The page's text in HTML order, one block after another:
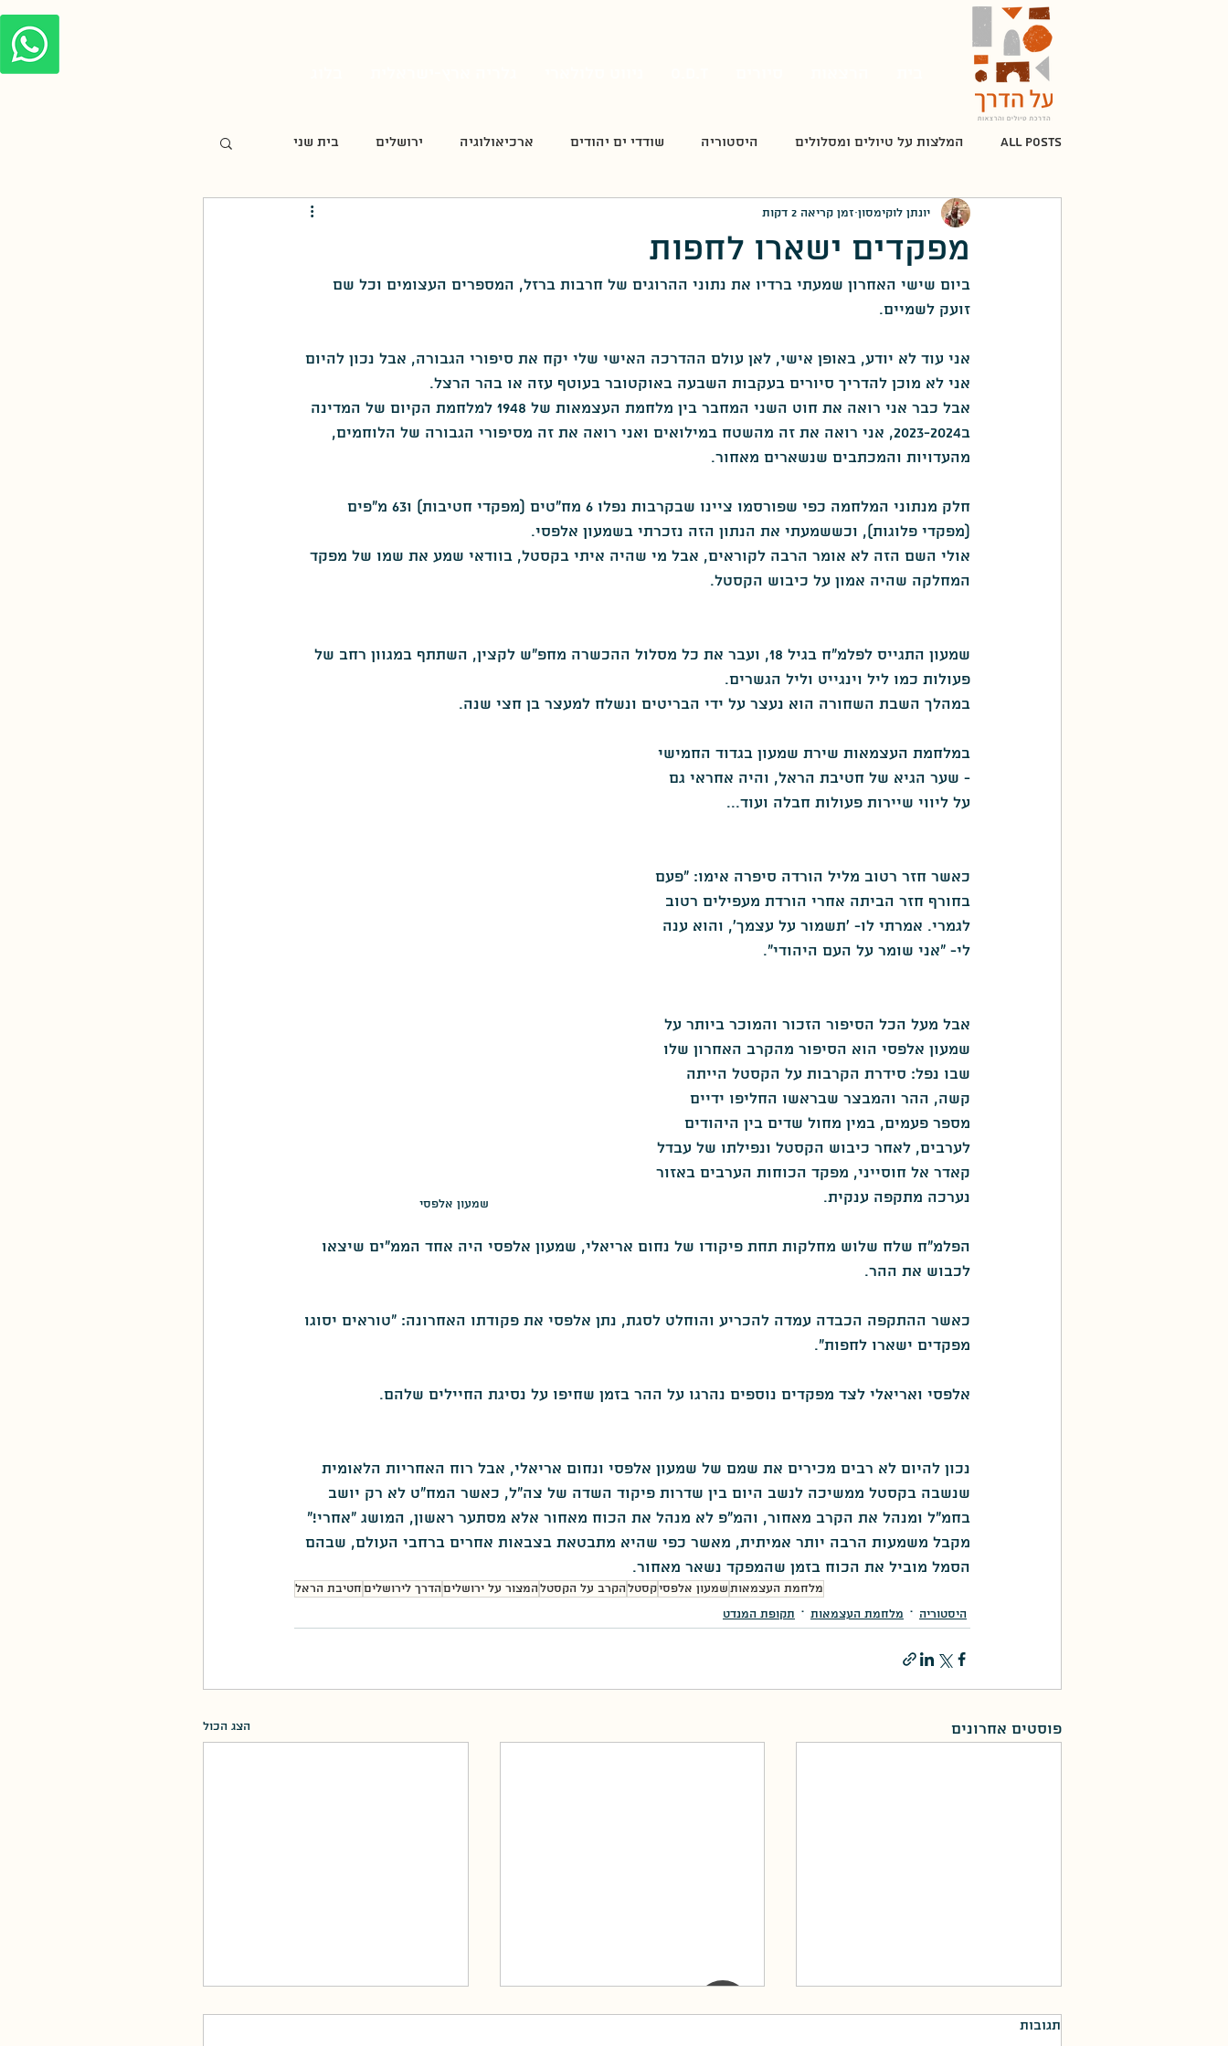
All Posts המלצות על טיולים ומסלולים היסטוריה שודדי ים יהודים ארכיאולוגיה ירושלים בית שני
מלחמת העצמאות תקופת המנדט פה כתבו את השירים
מלחמת יום הכיפורים אלתרמן מורשת קרב הצבא הרומי ממלכת ירושלים/התקופה הצלבנית
העת החדשה חיים נחמן ביאליק רגע של עברית העפלה סגולה - מגזין להיסטוריה מורשת קרב
פה כתבו את השירים יפן העת החדשה שואה מאמרים בסגולה -מגזין להיסטוריה סגולה
מפקדים ישארו לחפות
יונתן לוקימסון זמן קריאה 2 דקות
ביום שישי האחרון שמעתי ברדיו את נתוני ההרוגים של חרבות ברזל, המספרים העצומים וכל שם
זועק לשמיים.
אני עוד לא יודע, באופן אישי, לאן עולם ההדרכה האישי שלי יקח את סיפורי הגבורה, אבל נכון להיום
אני לא מוכן להדריך סיורים בעקבות השבעה באוקטובר בעוטף עזה או בהר הרצל.
אבל כבר אני רואה את חוט השני המחבר בין מלחמת העצמאות של 1948 למלחמת הקיום של המדינה
ב2023-2024, אני רואה את זה מהשטח במילואים ואני רואה את זה מסיפורי הגבורה של הלוחמים,
מהעדויות והמכתבים שנשארים מאחור.
חלק מנתוני המלחמה כפי שפורסמו ציינו שבקרבות נפלו 6 מח"טים (מפקדי חטיבות) ו63 מ"פים
(מפקדי פלוגות), וכששמעתי את הנתון הזה נזכרתי בשמעון אלפסי.
אולי השם הזה לא אומר הרבה לקוראים, אבל מי שהיה איתי בקסטל, בוודאי שמע את שמו של מפקד
המחלקה שהיה אמון על כיבוש הקסטל.
שמעון התגייס לפלמ"ח בגיל 18, ועבר את כל מסלול ההכשרה מחפ"ש לקצין, השתתף במגוון רחב של
פעולות כמו ליל וינגייט וליל הגשרים.
במהלך השבת השחורה הוא נעצר על ידי הבריטים ונשלח למעצר בן חצי שנה.
שמעון אלפסי
במלחמת העצמאות שירת שמעון בגדוד החמישי
- שער הגיא של חטיבת הראל, והיה אחראי גם
על ליווי שיירות פעולות חבלה ועוד...
כאשר חזר רטוב מליל הורדה סיפרה אימו: "פעם
בחורף חזר הביתה אחרי הורדת מעפילים רטוב
לגמרי. אמרתי לו- 'תשמור על עצמך', והוא ענה
לי- "אני שומר על העם היהודי".
אבל מעל הכל הסיפור הזכור והמוכר ביותר על
שמעון אלפסי הוא הסיפור מהקרב האחרון שלו
שבו נפל: סידרת הקרבות על הקסטל הייתה
קשה, ההר והמבצר שבראשו החליפו ידיים
מספר פעמים, במין מחול שדים בין היהודים
לערבים, לאחר כיבוש הקסטל ונפילתו של עבדל
קאדר אל חוסייני, מפקד הכוחות הערבים באזור
נערכה מתקפה ענקית.
הפלמ"ח שלח שלוש מחלקות תחת פיקודו של נחום אריאלי, שמעון אלפסי היה אחד הממ"ים שיצאו
לכבוש את ההר.
כאשר ההתקפה הכבדה עמדה להכריע והוחלט לסגת, נתן אלפסי את פקודתו האחרונה: "טוראים יסוגו
מפקדים ישארו לחפות".
אלפסי ואריאלי לצד מפקדים נוספים נהרגו על ההר בזמן שחיפו על נסיגת החיילים שלהם.
נכון להיום לא רבים מכירים את שמם של שמעון אלפסי ונחום אריאלי, אבל רוח האחריות הלאומית
שנשבה בקסטל ממשיכה לנשב היום בין שדרות פיקוד השדה של צה"ל, כאשר המח"ט לא רק יושב
בחמ"ל ומנהל את הקרב מאחור, והמ"פ לא מנהל את הכוח מאחור אלא מסתער ראשון, המושג "אחרי!"
מקבל משמעות הרבה יותר אמיתית, מאשר כפי שהיא מתבטאת בצבאות אחרים ברחבי העולם, שבהם
הסמל מוביל את הכוח בזמן שהמפקד נשאר מאחור.
מלחמת העצמאותשמעון אלפסיקסטלהקרב על הקסטלהמצור על ירושליםהדרך לירושליםחטיבת הראל
היסטוריה
מלחמת העצמאות תקופת המנדט
פוסטים אחרונים הצג הכול
תגובות